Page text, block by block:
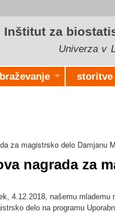
Inštitut za
Univerza v
storitve
za magistrsko delo Damjanu
nagrada za
4.12.2018, našemu
delo na programu